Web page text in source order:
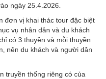
ngày 25.4.2026.
đơn vị khai thác tour đặc biệt
vụ nhân dân và du khách
có 3 thuyền và mỗi thuyền
nên du khách và người dân
truyền thống riêng có của